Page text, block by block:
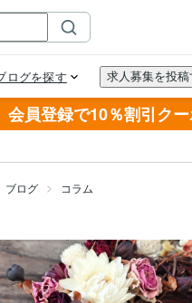
会員登録で10％割引クー
ブログ コラム